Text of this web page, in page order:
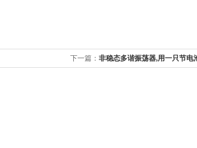
下一篇： 非稳态多谐振荡器,用一只节电